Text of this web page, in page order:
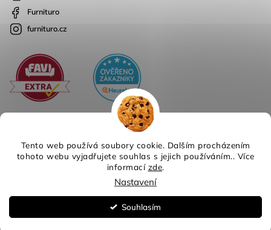
Tento web používá soubory cookie. Dalším procházením
tohoto webu vyjadřujete souhlas s jejich používáním.. Více
informací zde.
Nastavení
Souhlasím
Furnituro
furnituro.cz
. Všechna práva vyhrazena.